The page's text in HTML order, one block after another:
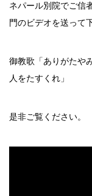
ネパール別院でご信
門のビデオを送って
御教歌「ありがたや
人をたすくれ」
是非ご覧ください。